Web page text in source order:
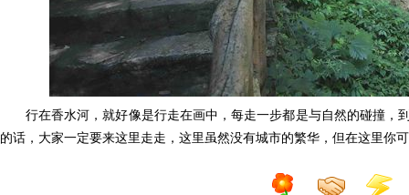
行在香水河，就好像是行走在画中，每走一步都是与自然的碰撞
的话，大家一定要来这里走走，这里虽然没有城市的繁华，但在这里你